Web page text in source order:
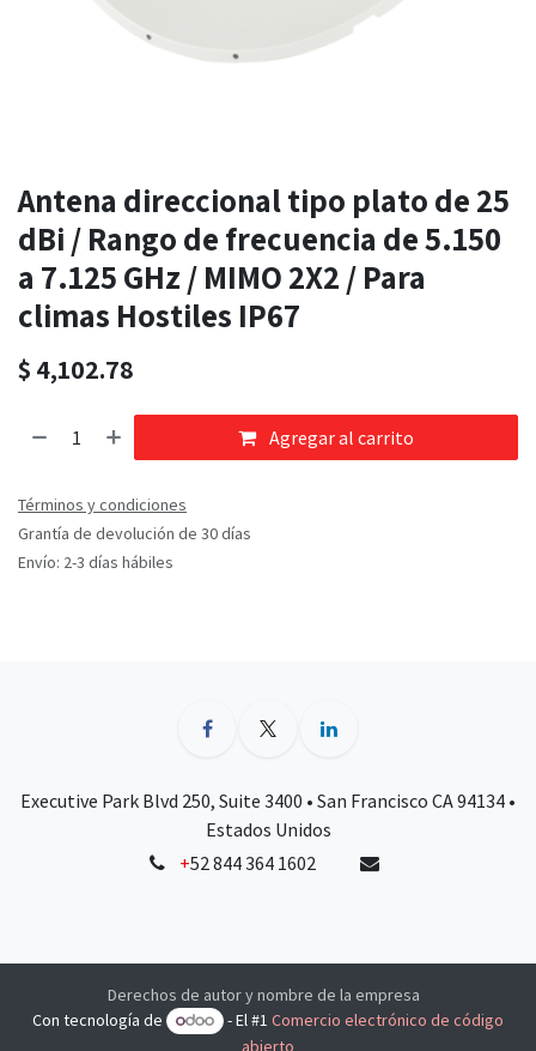
Antena direccional tipo plato de 25
dBi / Rango de frecuencia de 5.150
a 7.125 GHz / MIMO 2X2 / Para
climas Hostiles IP67
$ 4,102.78
Agregar al carrito
Términos y condiciones
Grantía de devolución de 30 días
Envío: 2-3 días hábiles
Executive Park Blvd 250, Suite 3400 • San Francisco CA 94134 •
Estados Unidos
+52 844 364 1602
Derechos de autor y nombre de la empresa
Con tecnología de
- El #1Comercio electrónico de código
abierto